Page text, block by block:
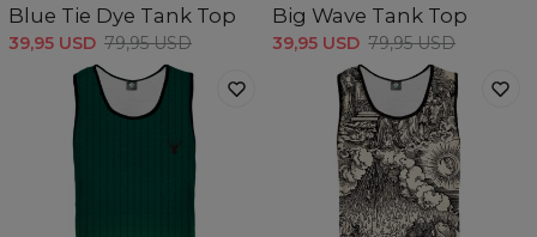
Blue Tie Dye Tank Top
39,95 USD 79,95 USD
Big Wave Tank Top
39,95 USD 79,95 USD